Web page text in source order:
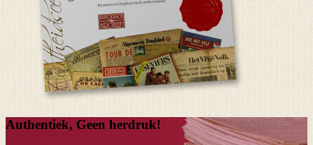
Authentiek, Geen herdruk!